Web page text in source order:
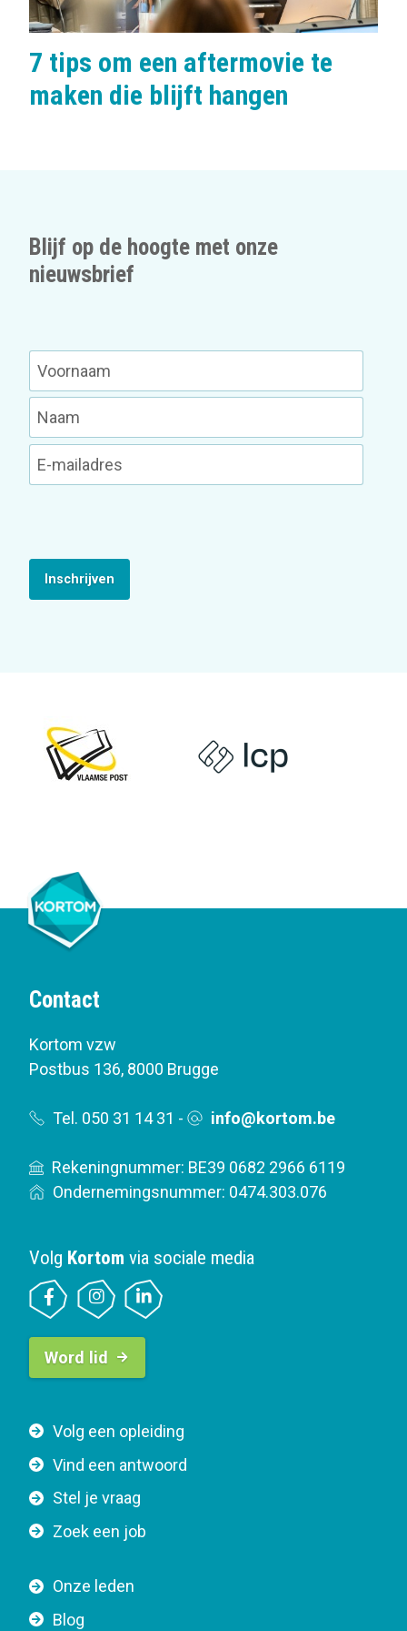
7 tips om een aftermovie te
maken die blijft hangen
Blijf op de hoogte met onze
nieuwsbrief
Inschrijven
Contact
Kortom vzw
Postbus 136, 8000 Brugge
Tel. 050 31 14 31 - info@kortom.be
Rekeningnummer: BE39 0682 2966 6119
Ondernemingsnummer: 0474.303.076
F
o
t
e
a
v
Volg een opleiding
Vind een antwoord
Stel je vraag
Zoek een job
Onze leden
Blog
Volg Kortom via sociale media
B
t
o
n
a
v
g
Word lid